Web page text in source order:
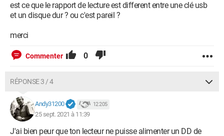
est ce que le rapport de lecture est different entre une clé usb
et un disque dur ? ou c'est pareil ?
merci
Commenter 0
RÉPONSE 3 / 4
Andy31200 12 205
25 sept. 2021 à 11:39
J'ai bien peur que ton lecteur ne puisse alimenter un DD de